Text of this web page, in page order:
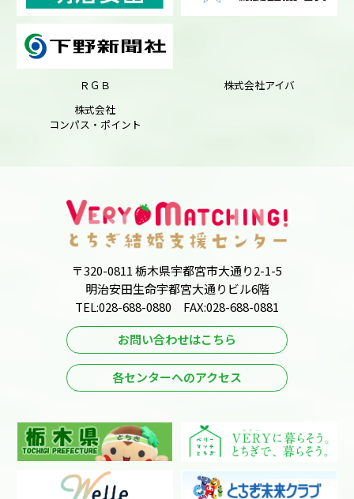
ＲＧＢ
株式会社アイバ
株式会社
コンパス・ポイント
〒320-0811 栃木県宇都宮市大通り2-1-5
明治安田生命宇都宮大通りビル6階
TEL:028-688-0880 FAX:028-688-0881
お問い合わせはこちら
各センターへのアクセス